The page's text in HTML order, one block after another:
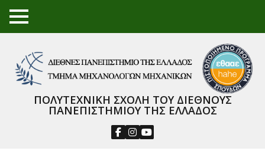
TO
GGL
NU
ΠΟΛΥΤΕΧΝΙΚΗ ΣΧΟΛΗ ΤΟΥ ΔΙΕΘΝΟΥΣ
ΠΑΝΕΠΙΣΤΗΜΙΟΥ ΤΗΣ ΕΛΛΑΔΟΣ